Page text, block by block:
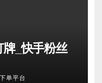
_快手粉丝
单平台